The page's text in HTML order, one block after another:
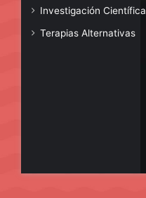
Investigación Científica
Terapias Alternativas